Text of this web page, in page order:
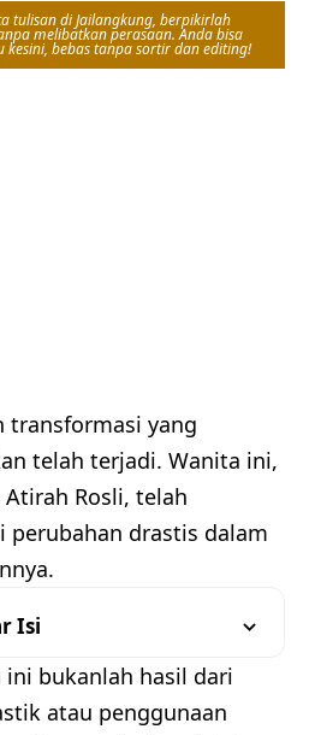
tulisan di Jailangkung, berpikirlah
melibatkan perasaan. Anda bisa
kesini, bebas tanpa sortir dan editing!
transformasi yang
telah terjadi. Wanita ini,
Rosli, telah
perubahan drastis dalam
Isi
ini bukanlah hasil dari
atau penggunaan